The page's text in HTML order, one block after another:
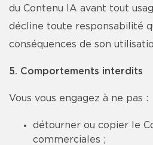
du Contenu IA avant tout
décline toute responsabilité
conséquences de son
5. Comportements interdits
Vous vous engagez à ne pas :
détourner ou copier le
commerciales ;